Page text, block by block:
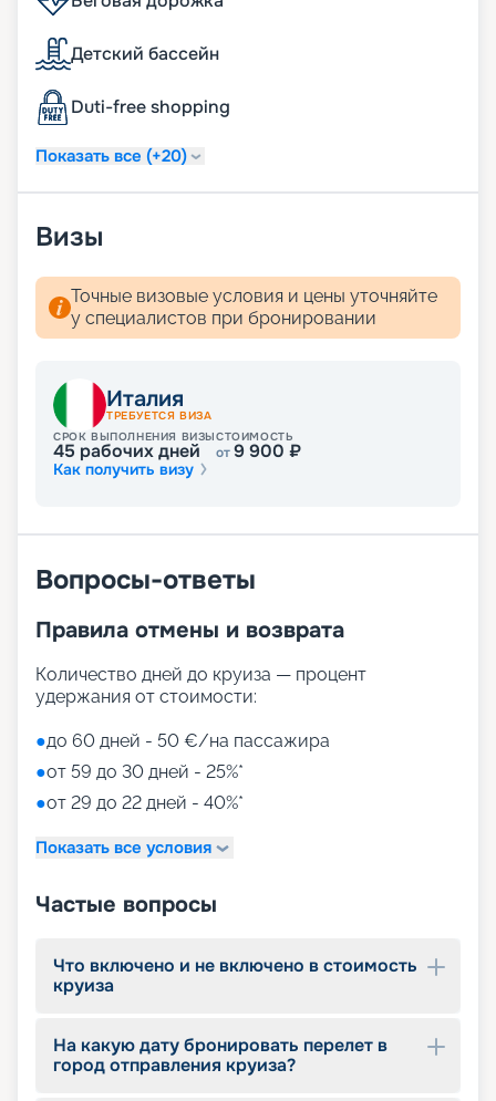
Детский бассейн
Duti-free shopping
Показать все (+20)
Визы
Точные визовые условия и цены уточняйте
у специалистов при бронировании
Италия
ТРЕБУЕТСЯ ВИЗА
СРОК ВЫПОЛНЕНИЯ ВИЗЫ
45 рабочих дней
СТОИМОСТЬ
от9 900 ₽
Как получить визу
Вопросы-ответы
Правила отмены и возврата
Количество дней до круиза — процент
удержания от стоимости:
●до 60 дней - 50 €/на пассажира
●от 59 до 30 дней - 25%*
●от 29 до 22 дней - 40%*
Показать все условия
Частые вопросы
Что включено и не включено в стоимость
круиза
На какую дату бронировать перелет в
город отправления круиза?